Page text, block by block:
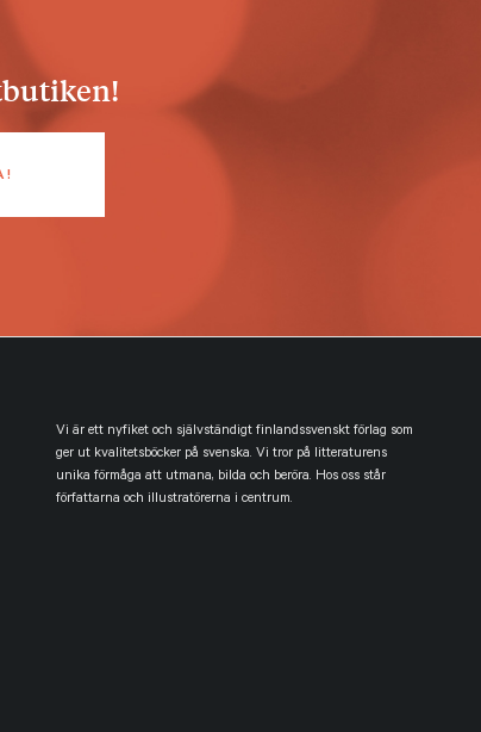
Vi är ett nyfiket och självständigt finlandssvenskt förlag som
ger ut kvalitetsböcker på svenska. Vi tror på litteraturens
unika förmåga att utmana, bilda och beröra. Hos oss står
författarna och illustratörerna i centrum.